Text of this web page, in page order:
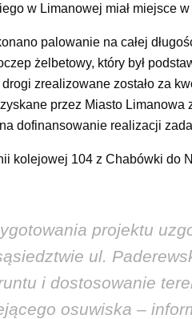
w Limanowej miał miejsce
palowanie na całej
żelbetowy, który był
zrealizowane zostało za
przez Miasto
dofinansowanie realizacji
kolejowej 104 z Chabówki do
projektu
ul.
i dostosowanie
osuwiska –